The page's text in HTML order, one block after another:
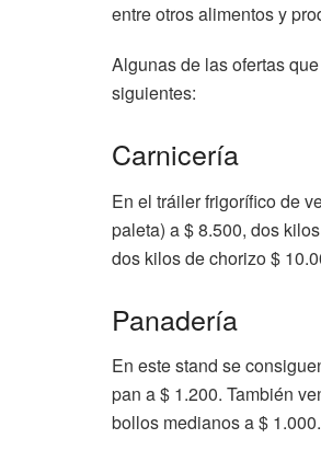
entre otros alimentos y
Algunas de las ofertas
siguientes:
Carnicería
En el tráiler frigorífico de
paleta) a $ 8.500, dos
dos kilos de chorizo $
Panadería
En este stand se
pan a $ 1.200. También
bollos medianos a $ 1.000.